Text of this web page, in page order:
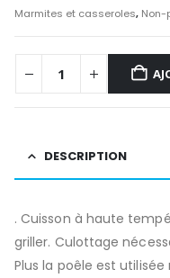
Marmites et casseroles,
DESCRIPTION
. Cuisson à haute
griller. Culottage
Plus la poêle est